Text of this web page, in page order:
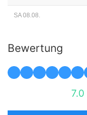
SA 08.08.
Bewertung
7.0